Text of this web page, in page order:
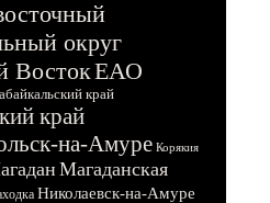
округ
ВостокЕАО
край
край
на-Амуре Корякия
Магаданская
Николаевск-на-Амуре